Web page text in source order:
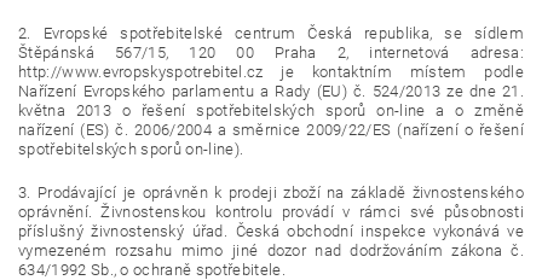
2. Evropské spotřebitelské centrum Česká republika, se sídlem
Štěpánská 567/15, 120 00 Praha 2, internetová adresa:
http://www.evropskyspotrebitel.cz je kontaktním místem podle
Nařízení Evropského parlamentu a Rady (EU) č. 524/2013 ze dne 21.
května 2013 o řešení spotřebitelských sporů on-line a o změně
nařízení (ES) č. 2006/2004 a směrnice 2009/22/ES (nařízení o řešení
spotřebitelských sporů on-line).
3. Prodávající je oprávněn k prodeji zboží na základě živnostenského
oprávnění. Živnostenskou kontrolu provádí v rámci své působnosti
příslušný živnostenský úřad. Česká obchodní inspekce vykonává ve
vymezeném rozsahu mimo jiné dozor nad dodržováním zákona č.
634/1992 Sb., o ochraně spotřebitele.